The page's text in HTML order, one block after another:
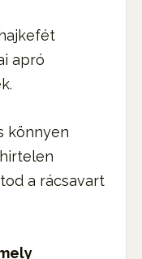
apró
könnyen
a rácsavart